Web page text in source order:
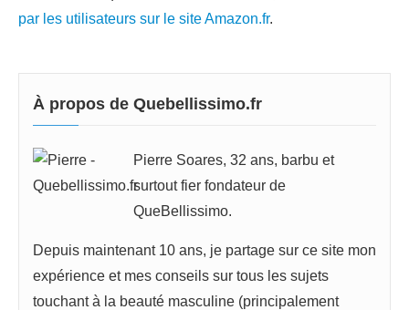
par les utilisateurs sur le site Amazon.fr.
À propos de Quebellissimo.fr
Pierre Soares, 32 ans, barbu et
surtout fier fondateur de
QueBellissimo.
Depuis maintenant 10 ans, je partage sur ce site mon
expérience et mes conseils sur tous les sujets
touchant à la beauté masculine (principalement